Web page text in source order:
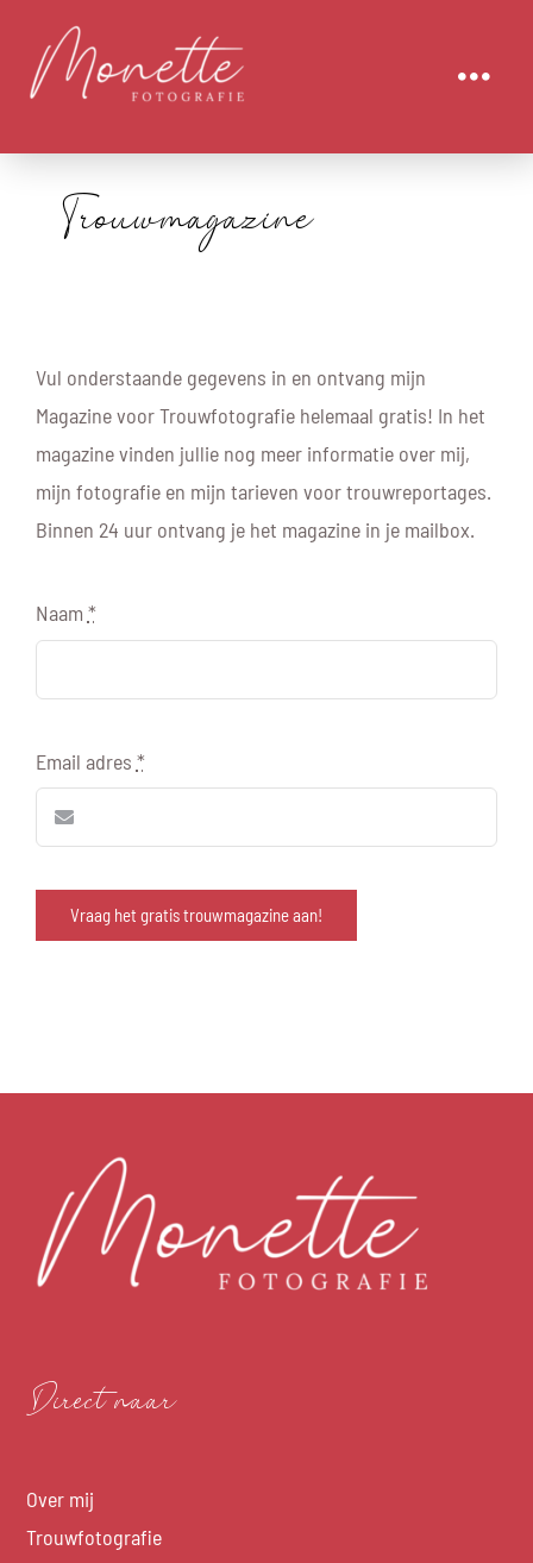
inhoud
OVER MIJ
TROUWFOTOGRAFIE
PAARDENFOTOGRAFIE
PORTFOLIO
BLOG
CONTACT
Trouwmagazine
Vul onderstaande gegevens in en ontvang mijn
Magazine voor Trouwfotografie helemaal gratis! In het
magazine vinden jullie nog meer informatie over mij,
mijn fotografie en mijn tarieven voor trouwreportages.
Binnen 24 uur ontvang je het magazine in je mailbox.
Naam *
Email adres *
Vraag het gratis trouwmagazine aan!
Direct naar
Over mij
Trouwfotografie